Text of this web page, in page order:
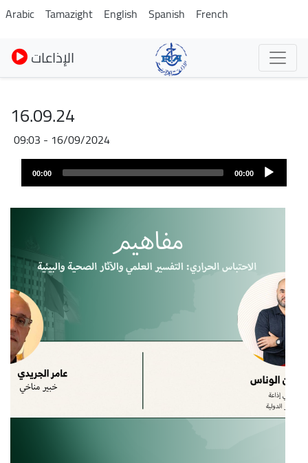
Pasar
al
contenido
principal
Arabic Tamazight English Spanish French
الإذاعات
16.09.24
16/09/2024 - 09:03
00:00
00:00